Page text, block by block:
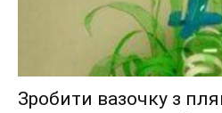
Зробити вазочку з